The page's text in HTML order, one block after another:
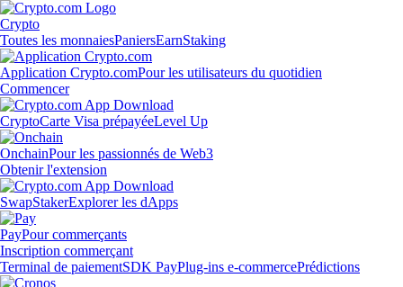
Crypto
Toutes les monnaiesPaniersEarnStaking
Application Crypto.comPour les utilisateurs du quotidien
Commencer
CryptoCarte Visa prépayéeLevel Up
OnchainPour les passionnés de Web3
Obtenir l'extension
SwapStakerExplorer les dApps
PayPour commerçants
Inscription commerçant
Terminal de paiementSDK PayPlug-ins e-commercePrédictions